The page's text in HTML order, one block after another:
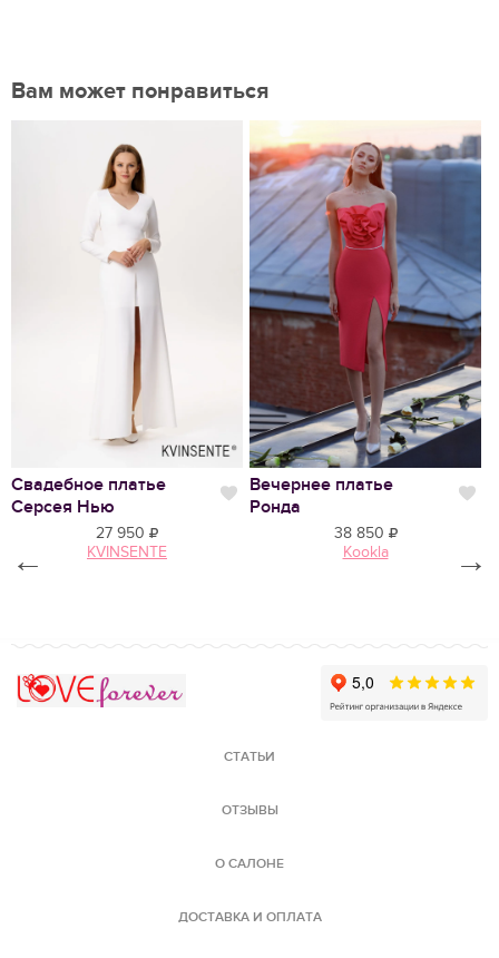
Вам может понравиться
Свадебное платье
Серсея Нью
Нравится
27 950
KVINSENTE
Вечернее платье
Ронда
38 850
Kookla
← →
СТАТЬИ
ОТЗЫВЫ
О САЛОНЕ
ДОСТАВКА И ОПЛАТА